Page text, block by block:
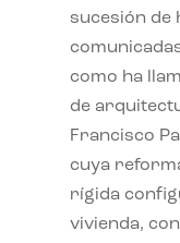
sucesión de
como ha
de
Francisco
cuya
rígida
vivienda,